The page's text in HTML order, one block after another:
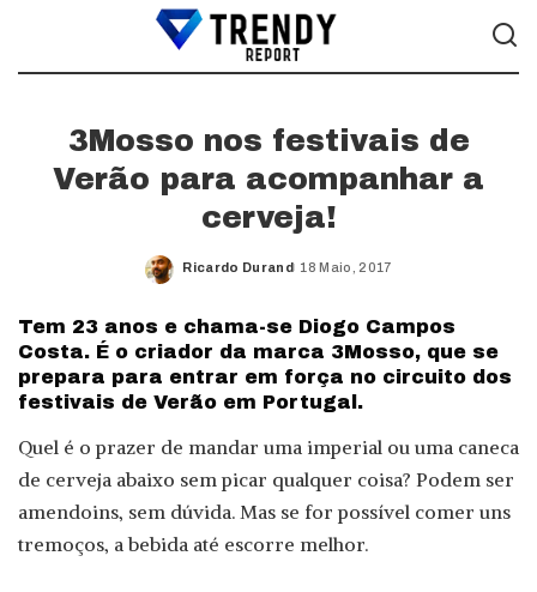
3Mosso nos festivais de
Verão para acompanhar a
cerveja!
Posted
Ricardo Durand 18 Maio, 2017
Tem 23 anos e chama-se Diogo Campos
Costa. É o criador da marca 3Mosso, que se
prepara para entrar em força no circuito dos
festivais de Verão em Portugal.
Quel é o prazer de mandar uma imperial ou uma caneca
de cerveja abaixo sem picar qualquer coisa? Podem ser
amendoins, sem dúvida. Mas se for possível comer uns
tremoços, a bebida até escorre melhor.